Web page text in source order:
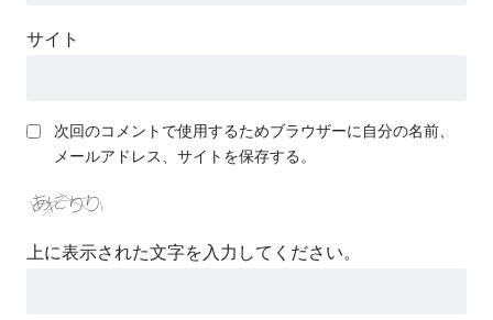
サイト
次回のコメントで使用するためブラウザーに自分の名前、
メールアドレス、サイトを保存する。
上に表示された文字を入力してください。